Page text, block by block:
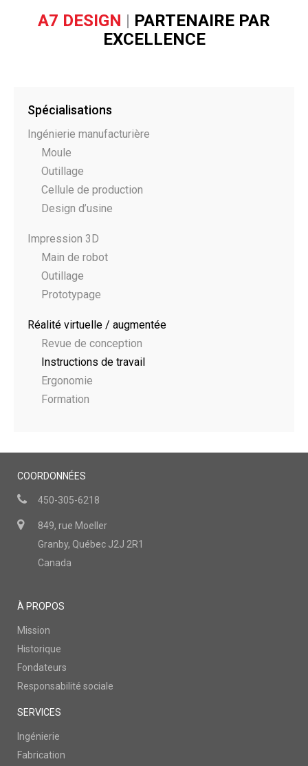
A7 DESIGN | PARTENAIRE PAR
EXCELLENCE
Spécialisations
Ingénierie manufacturière
Moule
Outillage
Cellule de production
Design d’usine
Impression 3D
Main de robot
Outillage
Prototypage
Réalité virtuelle / augmentée
Revue de conception
Instructions de travail
Ergonomie
Formation
COORDONNÉES
450-305-6218
849, rue Moeller
Granby, Québec J2J 2R1
Canada
À PROPOS
Mission
Historique
Fondateurs
Responsabilité sociale
SERVICES
Ingénierie
Fabrication